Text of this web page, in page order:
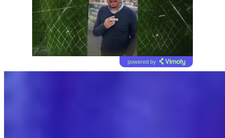
powered by